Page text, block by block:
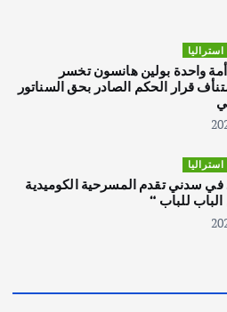
كلباء الاماراتية
المشكلة وحلولها المستدامة
استراليا
واحدة بولين هانسون تخسر
قرار الحكم الصادر بحق السناتور
استراليا
سدني تقدم المسرحية الكوميدية
الباب للباب “